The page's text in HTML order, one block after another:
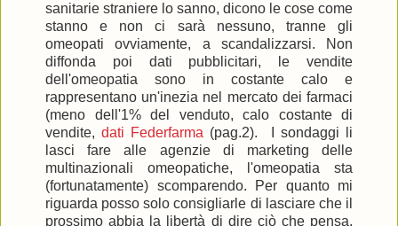
sanitarie straniere lo sanno, dicono le cose come
stanno e non ci sarà nessuno, tranne gli
omeopati ovviamente, a scandalizzarsi. Non
diffonda poi dati pubblicitari, le vendite
dell'omeopatia sono in costante calo e
rappresentano un'inezia nel mercato dei farmaci
(meno dell'1% del venduto, calo costante di
vendite,dati Federfarma (pag.2). I sondaggi li
lasci fare alle agenzie di marketing delle
multinazionali omeopatiche, l'omeopatia sta
(fortunatamente) scomparendo. Per quanto mi
riguarda posso solo consigliarle di lasciare che il
prossimo abbia la libertà di dire ciò che pensa,